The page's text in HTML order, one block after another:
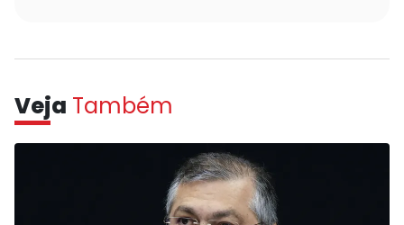
Veja Também